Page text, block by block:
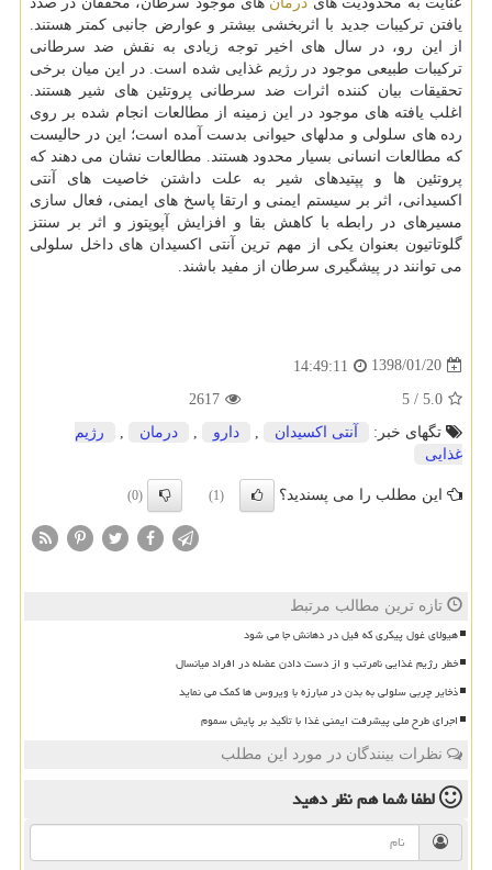
یافتن تركیبات جدید با اثربخشی بیشتر و عوارض جانبی كمتر هستند.
از این رو، در سال های اخیر توجه زیادی به نقش ضد سرطانی
تركیبات طبیعی موجود در رژیم غذایی شده است. در این میان برخی
تحقیقات بیان كننده اثرات ضد سرطانی پروتئین های شیر هستند.
اغلب یافته های موجود در این زمینه از مطالعات انجام شده بر روی
رده های سلولی و مدلهای حیوانی بدست آمده است؛ این در حالیست
كه مطالعات انسانی بسیار محدود هستند. مطالعات نشان می دهند كه
پروتئین ها و پپتیدهای شیر به علت داشتن خاصیت های آنتی
اكسیدانی، اثر بر سیستم ایمنی و ارتقا پاسخ های ایمنی، فعال سازی
مسیرهای در رابطه با كاهش بقا و افزایش آپوپتوز و اثر بر سنتز
گلوتاتیون بعنوان یكی از مهم ترین آنتی اكسیدان های داخل سلولی
می توانند در پیشگیری سرطان از مفید باشند.
1398/01/20
14:49:11
5.0
/
5
2617
تگهای خبر:
آنتی اكسیدان دارو درمان
رژیم
غذایی
این مطلب را می پسندید؟ (1)
(0)
تازه ترین مطالب مرتبط
هیولای غول پیکری که فیل در دهانش جا می شود
خطر رژیم غذایی نامرتب و از دست دادن عضله در افراد میانسال
ذخایر چربی سلولی به بدن در مبارزه با ویروس ها کمک می نماید
اجرای طرح ملی پیشرفت ایمنی غذا با تأکید بر پایش سموم
نظرات بینندگان در مورد این مطلب
لطفا شما همنظر دهید